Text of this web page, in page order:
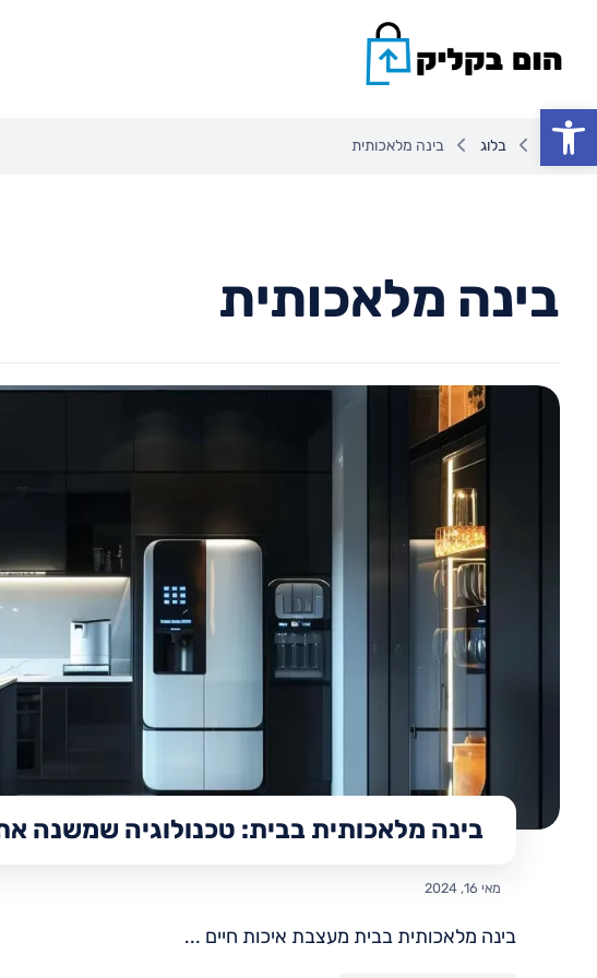
פתח סרגל נגישות
בלוג בינה מלאכותית
בינה מלאכותית
בינה מלאכותית בבית: טכנולוגיה שמשנה
מאי 16, 2024
בינה מלאכותית בבית מעצבת איכות חיים ...